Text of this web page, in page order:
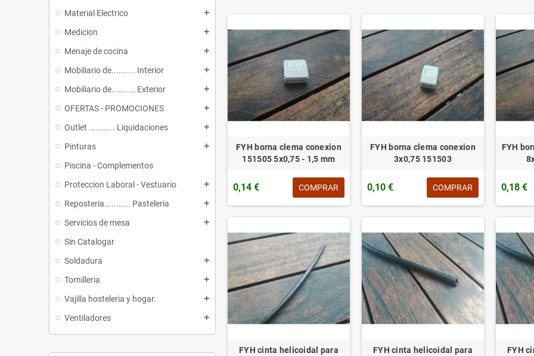
Material Electrico add
Medicion add
Menaje de cocina add
Mobiliario de.......... Interior add
Mobiliario de.......... Exterior add
OFERTAS - PROMOCIONES add
Outlet ........... Liquidaciones add
Pinturas add
Piscina - Complementos
Proteccion Laboral - Vestuario
add
Reposteria........... Pasteleria add
Servicios de mesa add
Sin Catalogar
Soldadura
add
Tornilleria add
Vajilla hosteleria y hogar. add
Ventiladores add
FYH borna clema conexion
151505 5x0,75 - 1,5 mm
0,14 € COMPRAR
FYH borna clema conexion
3x0,75 151503
0,10 € COMPRAR
FYH
0,18 €
FYH cinta helicoidal para
FYH cinta helicoidal para
FYH